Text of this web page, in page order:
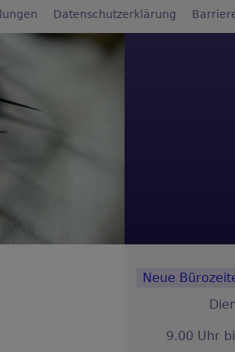
Datenschutzerklärung
Neue
9.00 Uhr